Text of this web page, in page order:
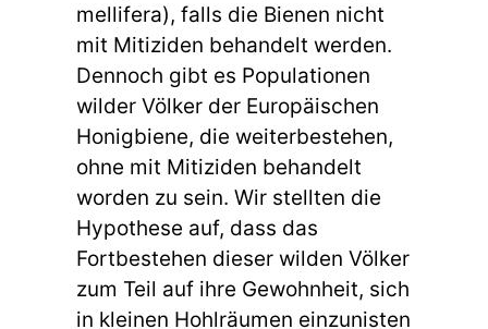
mellifera), falls die Bienen nicht
mit Mitiziden behandelt werden.
Dennoch gibt es Populationen
wilder Völker der Europäischen
Honigbiene, die weiterbestehen,
ohne mit Mitiziden behandelt
worden zu sein. Wir stellten die
Hypothese auf, dass das
Fortbestehen dieser wilden Völker
zum Teil auf ihre Gewohnheit, sich
in kleinen Hohlräumen einzunisten